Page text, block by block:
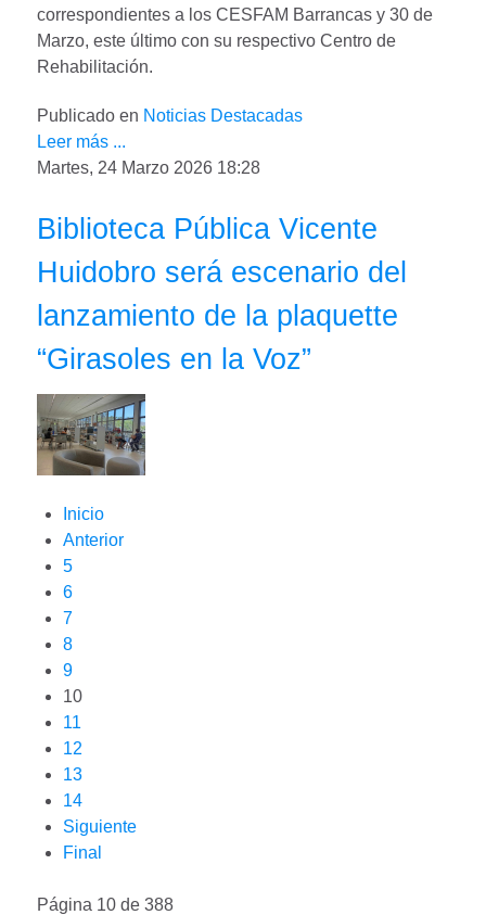
correspondientes a los CESFAM Barrancas y 30 de
Marzo, este último con su respectivo Centro de
Rehabilitación.
Publicado en Noticias Destacadas
Leer más ...
Martes, 24 Marzo 2026 18:28
Biblioteca Pública Vicente
Huidobro será escenario del
lanzamiento de la plaquette
“Girasoles en la Voz”
Inicio
Anterior
5
6
7
8
9
10
11
12
13
14
Siguiente
Final
Página 10 de 388